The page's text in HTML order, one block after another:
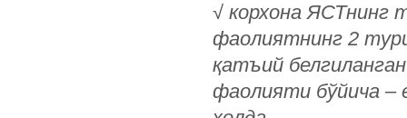
√ корхона ЯСТнинг
фаолиятнинг 2
қатъий
фаолияти бўйича –